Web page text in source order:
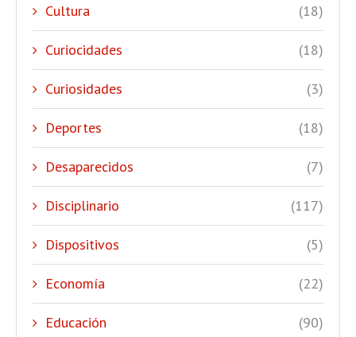
Cultura (18)
Curiocidades (18)
Curiosidades (3)
Deportes (18)
Desaparecidos (7)
Disciplinario (117)
Dispositivos (5)
Economía (22)
Educación (90)